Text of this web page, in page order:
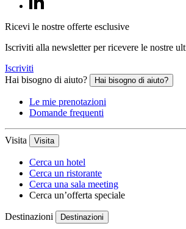
Ricevi le nostre offerte esclusive
Iscriviti alla newsletter per ricevere le nostre
Iscriviti
Hai bisogno di aiuto?
Hai bisogno di aiuto?
Le mie prenotazioni
Domande frequenti
Visita Visita
Cerca un hotel
Cerca un ristorante
Cerca una sala meeting
Cerca un’offerta speciale
Destinazioni Destinazioni